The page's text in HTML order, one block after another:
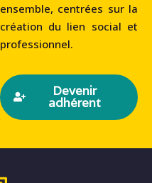
ensemble, centrées sur la
création du lien social et
professionnel.
Devenir
adhérent